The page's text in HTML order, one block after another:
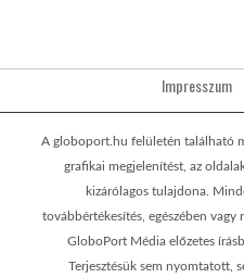
Impresszum
A globoport.hu felületén található
grafikai megjelenítést, az
kizárólagos tulajdona.
továbbértékesítés, egészében vagy
GloboPort Média előzetes
Terjesztésük sem nyomtatott,